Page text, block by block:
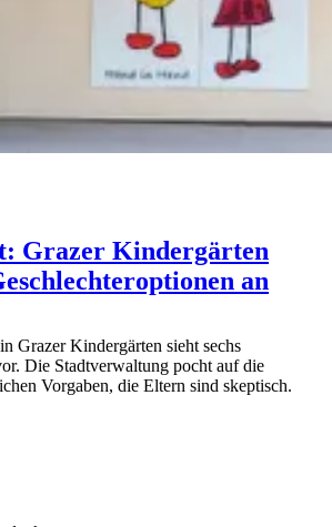
Grazer Kindergärten
an
Grazer Kindergärten sieht sechs
Die Stadtverwaltung pocht auf die
Vorgaben, die Eltern sind skeptisch.